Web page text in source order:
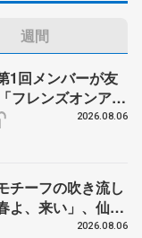
週間
1回メンバーが友
レンズオンアイ
有川梨絵さん、
2026.08.06
チーフの吹き流し
、来い」、仙台
2026.08.06